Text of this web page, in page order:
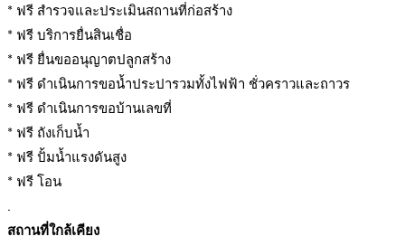
* ฟรี สำรวจและประเมินสถานที่ก่อสร้าง
* ฟรี บริการยื่นสินเชื่อ
* ฟรี ยื่นขออนุญาตปลูกสร้าง
* ฟรี ดำเนินการขอน้ำประปารวมทั้งไฟฟ้า ชั่วคราวและถาวร
* ฟรี ดำเนินการขอบ้านเลขที่
* ฟรี ถังเก็บน้ำ
* ฟรี ปั้มน้ำแรงดันสูง
* ฟรี โอน
.
สถานที่ใกล้เคียง